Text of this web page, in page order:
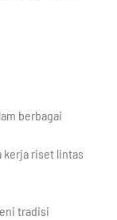
berbagai
kerja riset lintas
tradisi